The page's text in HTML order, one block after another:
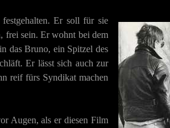
Er soll für sie
frei sein. Er wohnt bei dem
das Bruno, ein Spitzel des
Er lässt sich auch zur
reif fürs Syndikat machen
Augen, als er diesen Film